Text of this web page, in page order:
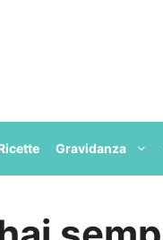
Gravidanza